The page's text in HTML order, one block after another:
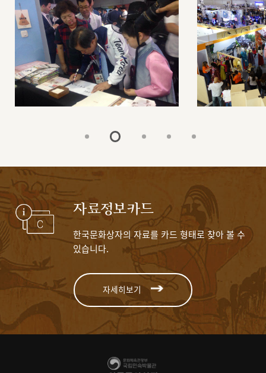
자료정보카드
한국문화상자의 자료를 카드 형태로 찾아 볼 수
있습니다.
자세히보기